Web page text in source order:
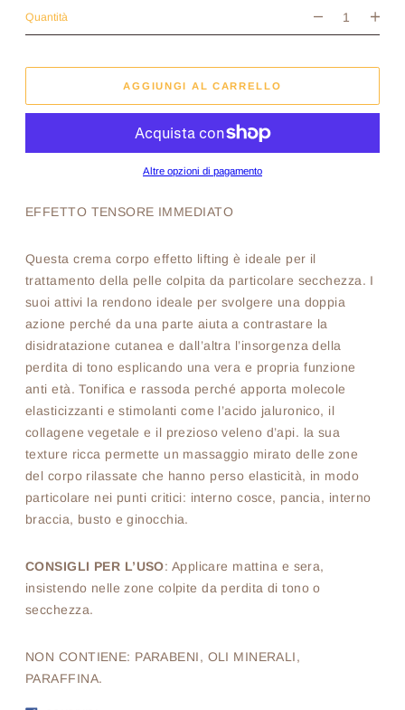
Quantità
AGGIUNGI AL CARRELLO
Altre opzioni di pagamento
EFFETTO TENSORE IMMEDIATO
Questa crema corpo effetto lifting è ideale per il
trattamento della pelle colpita da particolare secchezza. I
suoi attivi la rendono ideale per svolgere una doppia
azione perché da una parte aiuta a contrastare la
disidratazione cutanea e dall’altra l’insorgenza della
perdita di tono esplicando una vera e propria funzione
anti età. Tonifica e rassoda perché apporta molecole
elasticizzanti e stimolanti come l’acido jaluronico, il
collagene vegetale e il prezioso veleno d’api. la sua
texture ricca permette un massaggio mirato delle zone
del corpo rilassate che hanno perso elasticità, in modo
particolare nei punti critici: interno cosce, pancia, interno
braccia, busto e ginocchia.
CONSIGLI PER L’USO: Applicare mattina e sera,
insistendo nelle zone colpite da perdita di tono o
secchezza.
NON CONTIENE: PARABENI, OLI MINERALI,
PARAFFINA.